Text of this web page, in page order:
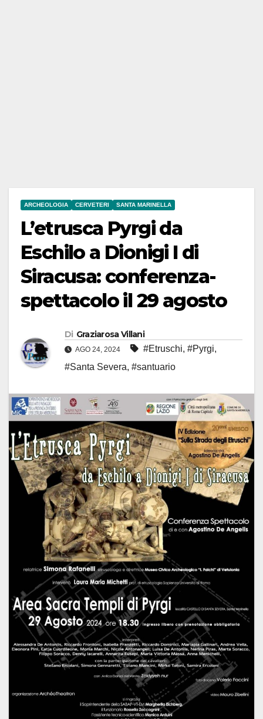
ARCHEOLOGIA CERVETERI SANTA MARINELLA
L’etrusca Pyrgi da
Eschilo a Dionigi I di
Siracusa: conferenza-
spettacolo il 29 agosto
Di Graziarosa Villani
AGO 24, 2024 #Etruschi, #Pyrgi,
#Santa Severa, #santuario